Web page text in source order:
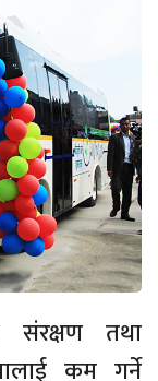
संरक्षण तथा
कम गर्ने